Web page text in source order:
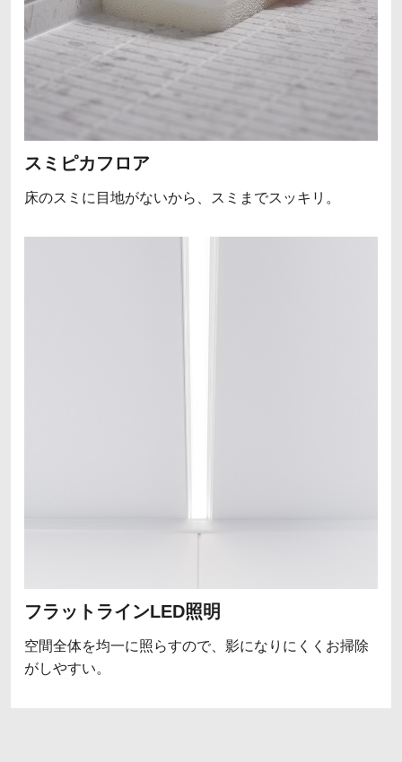
スミピカフロア
床のスミに目地がないから、 スミまでスッキリ。
フラットラインLED照明
空間全体を均一に照らすので、影になりにくくお掃除
がしやすい。